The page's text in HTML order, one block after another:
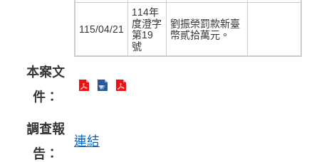
115/04/21
114年
度澄字
第19
號
劉振榮罰款新臺
幣貳拾萬元。
本案文
件：
調查報
告：
連結